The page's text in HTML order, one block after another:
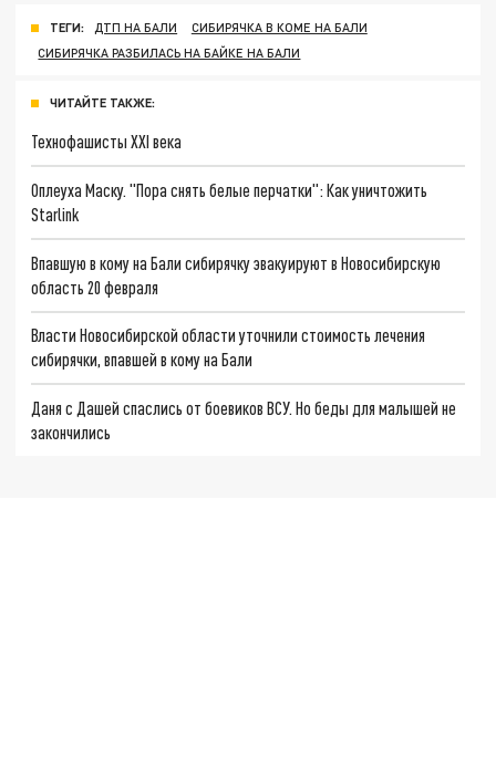
ТЕГИ: ДТП НА БАЛИ
СИБИРЯЧКА В КОМЕ НА БАЛИ
СИБИРЯЧКА РАЗБИЛАСЬ НА БАЙКЕ НА БАЛИ
ЧИТАЙТЕ ТАКЖЕ:
Технофашисты XXI века
Оплеуха Маску. "Пора снять белые перчатки": Как уничтожить
Starlink
Впавшую в кому на Бали сибирячку эвакуируют в Новосибирскую
область 20 февраля
Власти Новосибирской области уточнили стоимость лечения
сибирячки, впавшей в кому на Бали
Даня с Дашей спаслись от боевиков ВСУ. Но беды для малышей не
закончились